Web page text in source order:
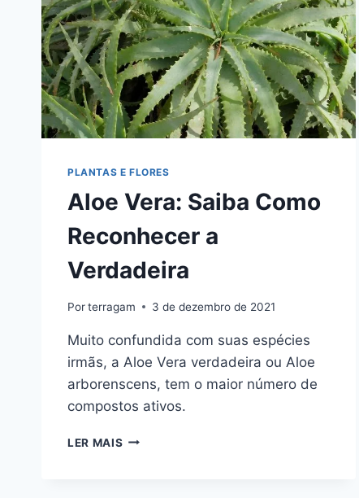
PLANTAS E FLORES
Aloe Vera: Saiba Como
Reconhecer a
Verdadeira
Porterragam 3 de dezembro de 2021
Muito confundida com suas espécies
irmãs, a Aloe Vera verdadeira ou Aloe
arborenscens, tem o maior número de
compostos ativos.
LER MAIS ALOE